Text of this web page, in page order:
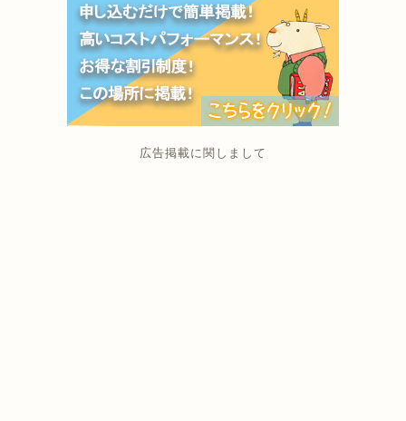
広告掲載に関しまして